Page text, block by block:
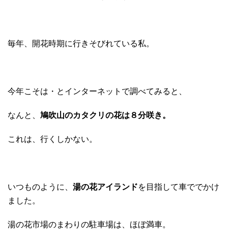
毎年、開花時期に行きそびれている私。
今年こそは・とインターネットで調べてみると、
なんと、 鳩吹山のカタクリの花は８分咲き。
これは、行くしかない。
いつものように、 湯の花アイランドを目指して車ででかけ
ました。
湯の花市場のまわりの駐車場は、ほぼ満車。